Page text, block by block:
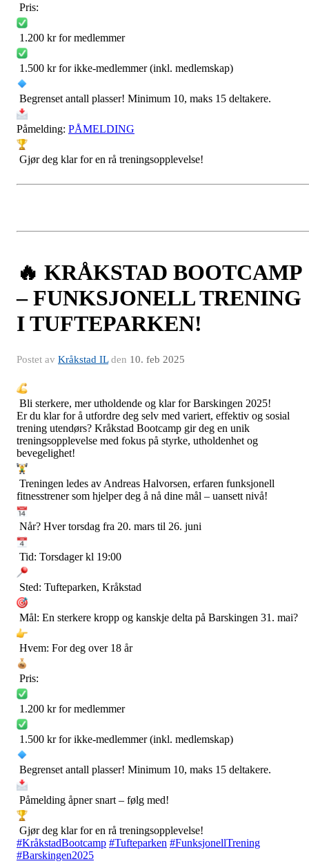
Pris:
1.200 kr for medlemmer
1.500 kr for ikke-medlemmer (inkl. medlemskap)
Begrenset antall plasser! Minimum 10, maks 15 deltakere.
Påmelding: PÅMELDING
Gjør deg klar for en rå treningsopplevelse!
🔥 KRÅKSTAD BOOTCAMP
– FUNKSJONELL TRENING
I TUFTEPARKEN!
Postet av Kråkstad ILden 10. feb 2025
Bli sterkere, mer utholdende og klar for Barskingen 2025!
Er du klar for å utfordre deg selv med variert, effektiv og sosial
trening utendørs? Kråkstad Bootcamp gir deg en unik
treningsopplevelse med fokus på styrke, utholdenhet og
bevegelighet!
Treningen ledes av Andreas Halvorsen, erfaren funksjonell
fitnesstrener som hjelper deg å nå dine mål – uansett nivå!
Når? Hver torsdag fra 20. mars til 26. juni
Tid: Torsdager kl 19:00
Sted: Tufteparken, Kråkstad
Mål: En sterkere kropp og kanskje delta på Barskingen 31. mai?
Hvem: For deg over 18 år
Pris:
1.200 kr for medlemmer
1.500 kr for ikke-medlemmer (inkl. medlemskap)
Begrenset antall plasser! Minimum 10, maks 15 deltakere.
Påmelding åpner snart – følg med!
Gjør deg klar for en rå treningsopplevelse!
#KråkstadBootcamp #Tufteparken #FunksjonellTrening
#Barskingen2025